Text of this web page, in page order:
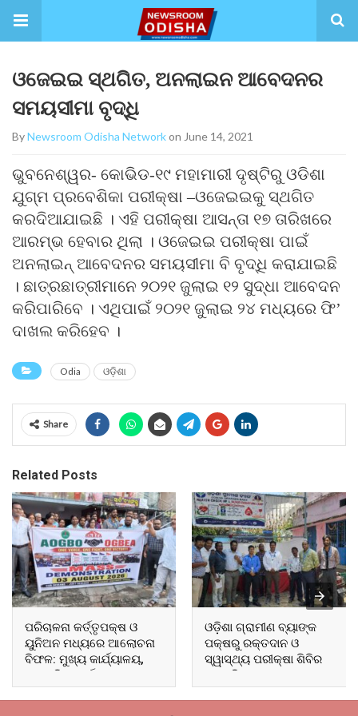
ଓଜେଇଇ ସ୍ଥଗିତ, ଅନଲାଇନ ଆବେଦନର
ସମୟସୀମା ବୃଦ୍ଧି
ByNewsroom Odisha Networkon June 14, 2021
ଭୁବନେଶ୍ୱର- କୋଭିଡ-୧୯ ମହାମାରୀ ଦୃଷ୍ଟିରୁ ଓଡିଶା
ଯୁଗ୍ମ ପ୍ରବେଶିକା ପରୀକ୍ଷା –ଓଜେଇଇକୁ ସ୍ଥଗିତ
କରଦିଆଯାଇଛି । ଏହି ପରୀକ୍ଷା ଆସନ୍ତା ୧୭ ତାରିଖରେ
ଆରମ୍ଭ ହେବାର ଥିଲା । ଓଜେଇଇ ପରୀକ୍ଷା ପାଇଁ
ଅନଲାଇନ୍ ଆବେଦନର ସମୟସୀମା ବି ବୃଦ୍ଧି କରାଯାଇଛି
। ଛାତ୍ରଛାତ୍ରୀମାନେ ୨୦୨୧ ଜୁଲାଇ ୧୨ ସୁଦ୍ଧା ଆବେଦନ
କରିପାରିବେ । ଏଥିପାଇଁ ୨୦୨୧ ଜୁଲାଇ ୨୪ ମଧ୍ୟରେ ଫି’
ଦାଖଲ କରିହେବ ।
Odia ଓଡ଼ିଶା
Share
Related Posts
ପରିଚାଳନା କର୍ତ୍ତୃପକ୍ଷ ଓ
ୟୁନିଅନ ମଧ୍ୟରେ ଆଲୋଚନା
ବିଫଳ: ମୁଖ୍ୟ କାର୍ଯ୍ୟାଳୟ,
ଆଞ୍ଚଳିକ କାର୍ଯ୍ୟାଳୟ ଓ
ସମସ୍ତ ବ୍ଲକ ମୁଖ୍ୟାଳୟରେ
ଓଡ଼ିଶା ଗ୍ରାମୀଣ ବ୍ୟାଙ୍କ
ପକ୍ଷରୁ ରକ୍ତଦାନ ଓ
ସ୍ୱାସ୍ଥ୍ୟ ପରୀକ୍ଷା ଶିବିର
ଅନୁଷ୍ଠିତ